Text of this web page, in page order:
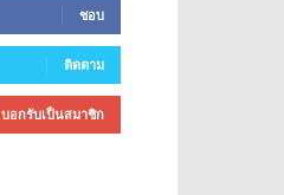
ชอบ
ติดตาม
บอกรับเป็นสมาชิก